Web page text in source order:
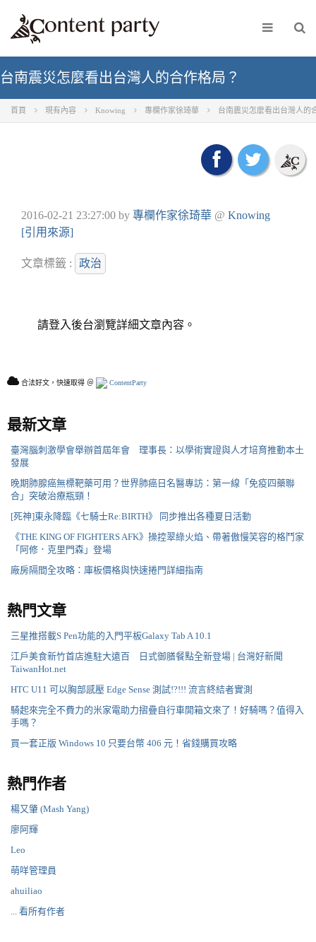
台南震災怎麼看出台灣人的合作格局？
首頁 現有內容 Knowing 專欄作家徐琦華 台南震災怎麼看出台灣人的
2016-02-21 23:27:00 by 專欄作家徐琦華 @ Knowing
[引用來源]
文章標籤 : 政治
請登入後台瀏覽詳細文章內容。
合法好文，快速取得 ＠ ContentParty
最新文章
臺灣腦刺激學會舉辦首屆年會 理事長：以學術實證與人才培育推動本土
發展
晚期肺腺癌無標靶藥可用？世界肺癌日名醫專訪：第一線「免疫四藥聯
合」突破治療瓶頸！
[死神]東永降臨《七騎士Re:BIRTH》 同步推出各種夏日活動
《THE KING OF FIGHTERS AFK》操控翠綠火焰、帶著傲慢笑容的格鬥家
「阿修．克里門森」登場
廠房隔間全攻略：庫板價格與快速捲門詳細指南
熱門文章
三星推搭載S Pen功能的入門平板Galaxy Tab A 10.1
江戶美食新竹首店進駐大遠百 日式御膳餐點全新登場 | 台灣好新聞
TaiwanHot.net
HTC U11 可以胸部感壓 Edge Sense 測試!?!!! 流言終結者實測
騎起來完全不費力的米家電助力摺疊自行車開箱文來了！好騎嗎？值得入
手嗎？
買一套正版 Windows 10 只要台幣 406 元！省錢購買攻略
熱門作者
楊又肇 (Mash Yang)
廖阿輝
Leo
萌咩管理員
ahuiliao
... 看所有作者